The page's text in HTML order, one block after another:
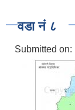
वडा नं ८
Submitted on: